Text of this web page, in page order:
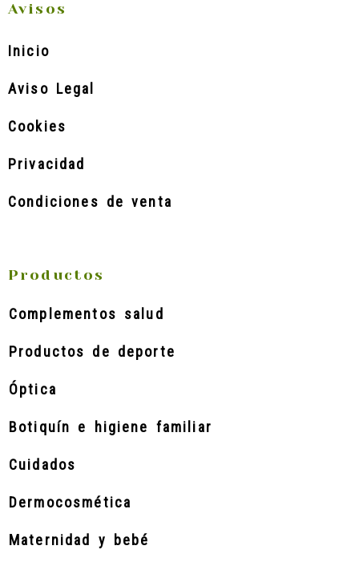
Avisos
Inicio
Aviso Legal
Cookies
Privacidad
Condiciones de venta
Productos
Complementos salud
Productos de deporte
Óptica
Botiquín e higiene familiar
Cuidados
Dermocosmética
Maternidad y bebé